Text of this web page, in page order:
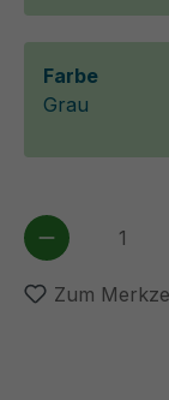
Farbe
Grau
Produkt
Zum